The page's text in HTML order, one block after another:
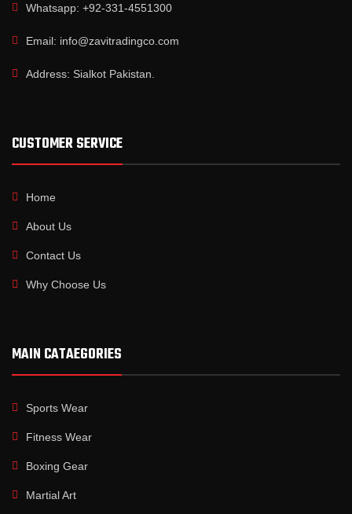
Whatsapp: +92-331-4551300
Email: info@zavitradingco.com
Address: Sialkot Pakistan.
CUSTOMER SERVICE
Home
About Us
Contact Us
Why Choose Us
MAIN CATAEGORIES
Sports Wear
Fitness Wear
Boxing Gear
Martial Art